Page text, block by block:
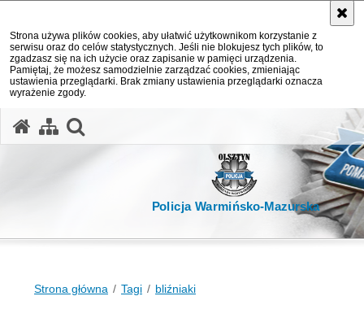
Strona używa plików cookies, aby ułatwić użytkownikom korzystanie z
serwisu oraz do celów statystycznych. Jeśli nie blokujesz tych plików, to
zgadzasz się na ich użycie oraz zapisanie w pamięci urządzenia.
Pamiętaj, że możesz samodzielnie zarządzać cookies, zmieniając
ustawienia przeglądarki. Brak zmiany ustawienia przeglądarki oznacza
wyrażenie zgody.
Policja Warmińsko-Mazurska
Strona główna Tagi bliźniaki